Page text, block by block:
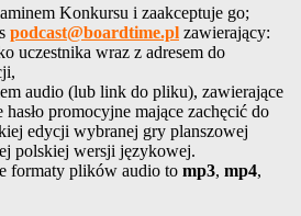
Konkursu i zaakceptuje go;
podcast@boardtime.pl zawierający:
uczestnika wraz z adresem do
audio (lub link do pliku), zawierające
promocyjne mające zachęcić do
edycji wybranej gry planszowej
polskiej wersji językowej.
formaty plików audio to mp3, mp4,